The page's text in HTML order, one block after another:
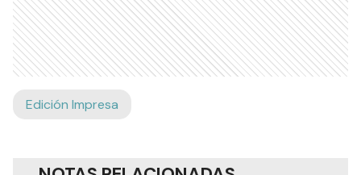
Edición Impresa